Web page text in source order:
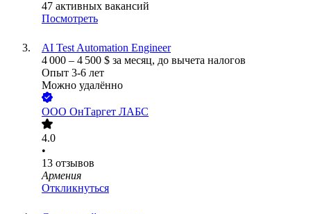
47 активных вакансий
Посмотреть
AI Test Automation Engineer
4 000 – 4 500 $ за месяц, до вычета налогов
Опыт 3-6 лет
Можно удалённо
ООО ОнТаргет ЛАБС
4.0
•
13 отзывов
Армения
Откликнуться